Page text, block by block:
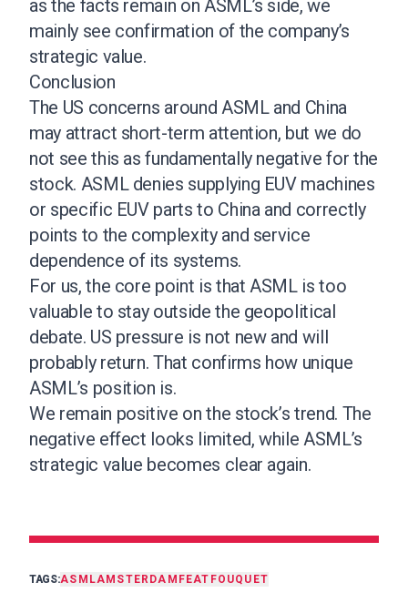
as the facts remain on ASML’s side, we
mainly see confirmation of the company’s
strategic value.
Conclusion
The US concerns around ASML and China
may attract short-term attention, but we do
not see this as fundamentally negative for the
stock. ASML denies supplying EUV machines
or specific EUV parts to China and correctly
points to the complexity and service
dependence of its systems.
For us, the core point is that ASML is too
valuable to stay outside the geopolitical
debate. US pressure is not new and will
probably return. That confirms how unique
ASML’s position is.
We remain positive on the stock’s trend. The
negative effect looks limited, while ASML’s
strategic value becomes clear again.
TAGS:ASMLAMSTERDAM FEAT FOUQUET